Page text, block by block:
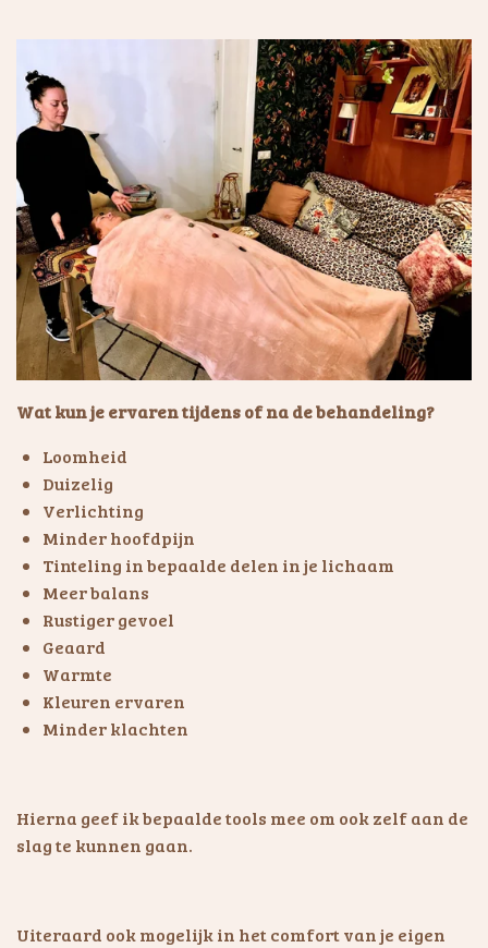
Wat kun je ervaren tijdens of na de behandeling?
Loomheid
Duizelig
Verlichting
Minder hoofdpijn
Tinteling in bepaalde delen in je lichaam
Meer balans
Rustiger gevoel
Geaard
Warmte
Kleuren ervaren
Minder klachten
Hierna geef ik bepaalde tools mee om ook zelf aan de
slag te kunnen gaan.
Uiteraard ook mogelijk in het comfort van je eigen